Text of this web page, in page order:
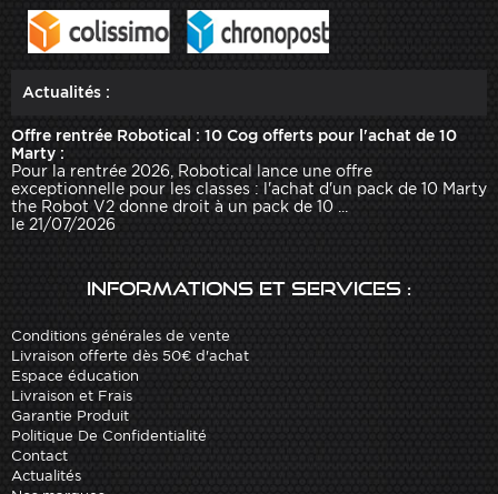
Actualités :
Offre rentrée Robotical : 10 Cog offerts pour l'achat de 10
Marty :
Pour la rentrée 2026, Robotical lance une offre
exceptionnelle pour les classes : l'achat d'un pack de 10 Marty
the Robot V2 donne droit à un pack de 10 ...
le 21/07/2026
Informations et services :
Conditions générales de vente
Livraison offerte dès 50€ d'achat
Espace éducation
Livraison et Frais
Garantie Produit
Politique De Confidentialité
Contact
Actualités